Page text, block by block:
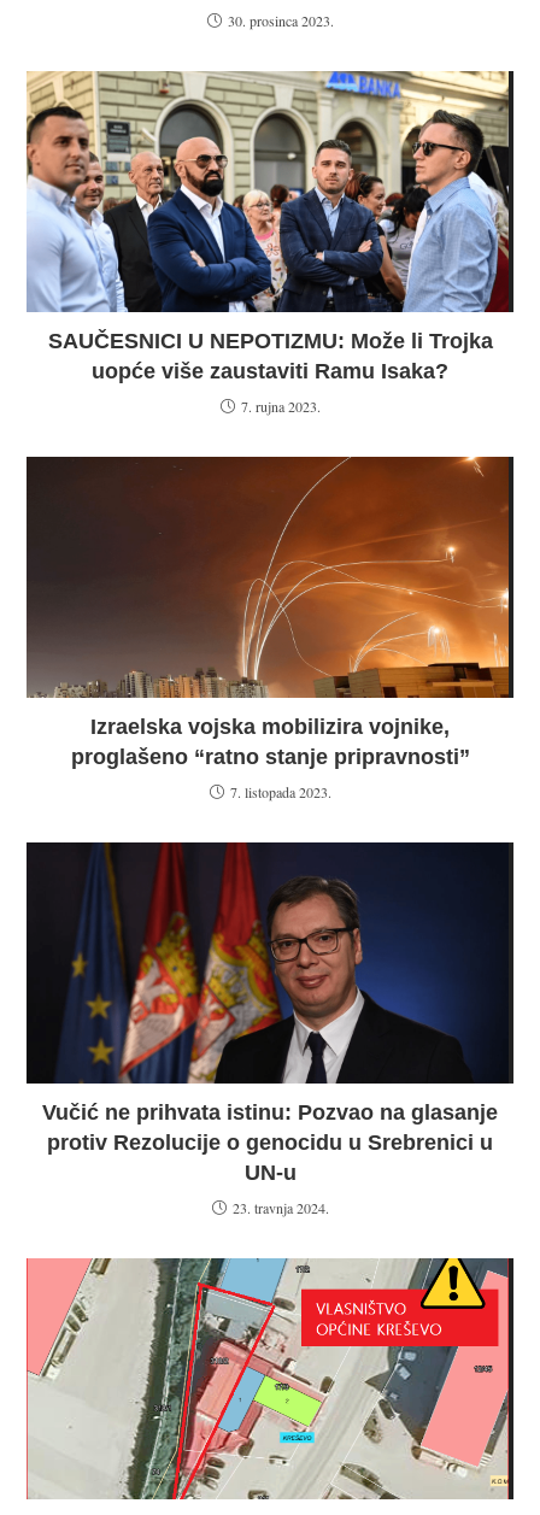
30. prosinca 2023.
SAUČESNICI U NEPOTIZMU: Može li Trojka
uopće više zaustaviti Ramu Isaka?
7. rujna 2023.
Izraelska vojska mobilizira vojnike,
proglašeno “ratno stanje pripravnosti”
7. listopada 2023.
Vučić ne prihvata istinu: Pozvao na glasanje
protiv Rezolucije o genocidu u Srebrenici u
UN-u
23. travnja 2024.